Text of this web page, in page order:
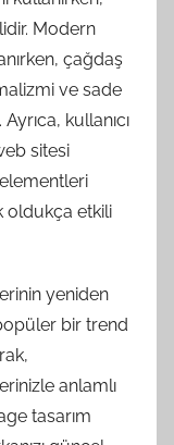
Modern
çağdaş
ve sade
kullanıcı
sitesi
oldukça etkili
yeniden
bir trend
anlamlı
tasarım